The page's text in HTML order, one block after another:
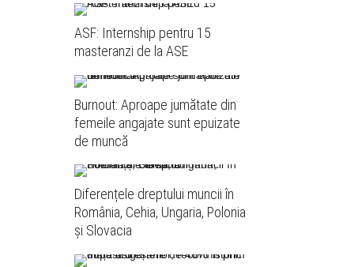
ASF: Internship pentru 15
masteranzi de la ASE
Burnout: Aproape jumătate din
femeile angajate sunt epuizate
de muncă
Diferențele dreptului muncii în
România, Cehia, Ungaria, Polonia
și Slovacia